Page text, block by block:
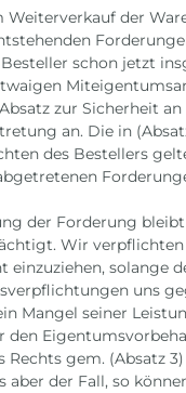
Weiterverkauf der
schon jetzt
zur Sicherheit an
an. Die in
des Bestellers
der Forderung
Wir verpflichten
einzuziehen, solange
uns
Mangel seiner
den
Rechts gem. (Absatz
aber der Fall, so